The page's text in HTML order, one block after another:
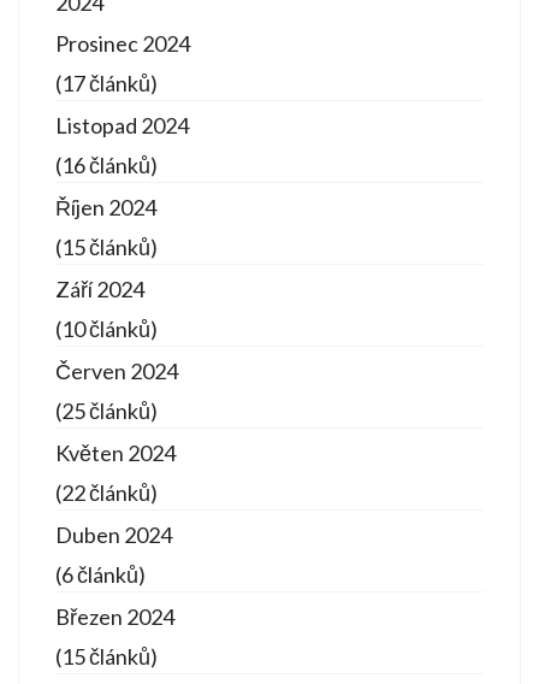
Prosinec 2024
(17 článků)
Listopad 2024
(16 článků)
Říjen 2024
(15 článků)
Září 2024
(10 článků)
Červen 2024
(25 článků)
Květen 2024
(22 článků)
Duben 2024
(6 článků)
Březen 2024
(15 článků)